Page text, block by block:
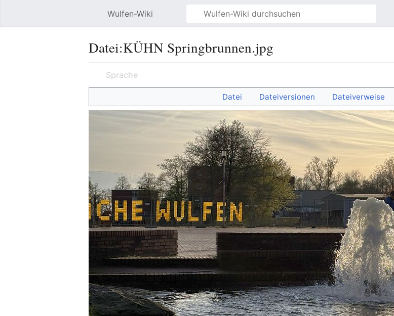
Wulfen-Wiki
Datei:KÜHN Springbrunnen.jpg
Sprache
Datei Dateiversionen Dateiverweise